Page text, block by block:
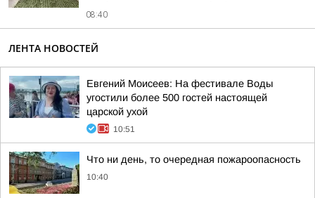
08:40
ЛЕНТА НОВОСТЕЙ
Евгений Моисеев: На фестивале Воды
угостили более 500 гостей настоящей
царской ухой
10:51
Что ни день, то очередная пожароопасность
10:40